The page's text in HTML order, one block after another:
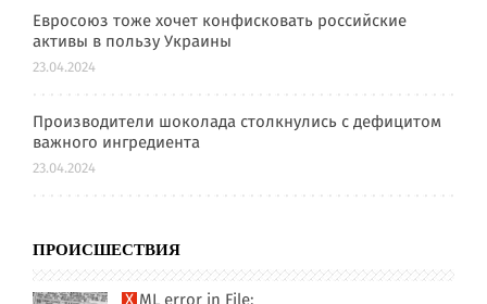
Евросоюз тоже хочет конфисковать российские
активы в пользу Украины
23.04.2024
Производители шоколада столкнулись с дефицитом
важного ингредиента
23.04.2024
ПРОИСШЕСТВИЯ